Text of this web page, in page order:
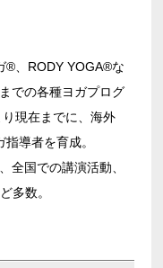
®、RODY YOGA®な
での各種ヨガプログ
現在までに、海外
導者を育成。
全国での講演活動、
多数。